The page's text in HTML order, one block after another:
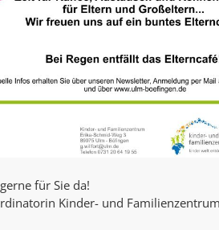
für Sie da!
Kinder- und